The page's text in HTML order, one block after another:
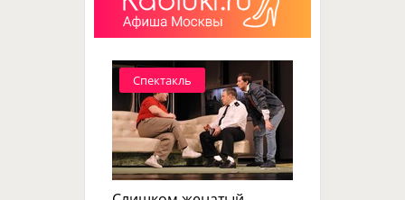
Спектакль